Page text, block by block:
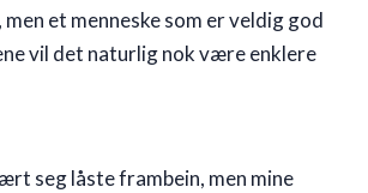
et menneske som er veldig god
vil det naturlig nok være enklere
seg låste frambein, men mine